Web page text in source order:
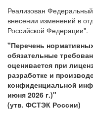
Реализован
внесении изменений в
Российской Федерации".
"Перечень
обязательные
оценивается при
разработке и
конфиденциальной
июня 2026 г.)"
(утв. ФСТЭК России)